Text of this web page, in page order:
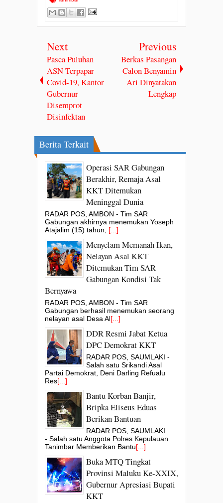
Next
Pasca Puluhan
ASN Terpapar
Covid-19, Kantor
Gubernur
Disemprot
Disinfektan
Previous
Berkas Pasangan
Calon Benyamin
Ari Dinyatakan
Lengkap
Berita Terkait
Operasi SAR Gabungan
Berakhir, Remaja Asal
KKT Ditemukan
Meninggal Dunia
RADAR POS, AMBON - Tim SAR
Gabungan akhirnya menemukan Yoseph
Atajalim (15) tahun, [...]
Menyelam Memanah Ikan,
Nelayan Asal KKT
Ditemukan Tim SAR
Gabungan Kondisi Tak
Bernyawa
RADAR POS, AMBON - Tim SAR
Gabungan berhasil menemukan seorang
nelayan asal Desa Al[...]
DDR Resmi Jabat Ketua
DPC Demokrat KKT
RADAR POS, SAUMLAKI -
Salah satu Srikandi Asal
Partai Demokrat, Deni Darling Refualu
Res[...]
Bantu Korban Banjir,
Bripka Eliseus Eduas
Berikan Bantuan
RADAR POS, SAUMLAKI
- Salah satu Anggota Polres Kepulauan
Tanimbar Memberikan Bantu[...]
Buka MTQ Tingkat
Provinsi Maluku Ke-XXIX,
Gubernur Apresiasi Bupati
KKT